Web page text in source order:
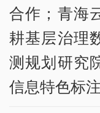
合作；青海
耕基层治理
测规划研究
信息特色标